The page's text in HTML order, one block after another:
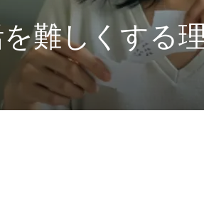
難しくする